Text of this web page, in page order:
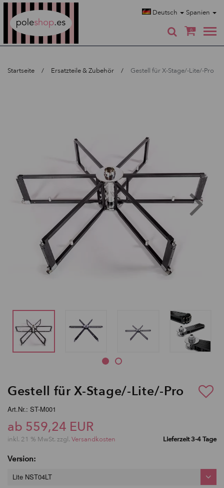
Deutsch Spanien
0
Startseite Ersatzteile & Zubehör Gestell für X-Stage/-Lite/-Pro
Gestell für X-Stage/-Lite/-Pro
Art.Nr.: ST-M001
ab 559,24 EUR
inkl. 21 % MwSt. zzgl. Versandkosten Lieferzeit 3-4 Tage
Version:
Lite NST04LT